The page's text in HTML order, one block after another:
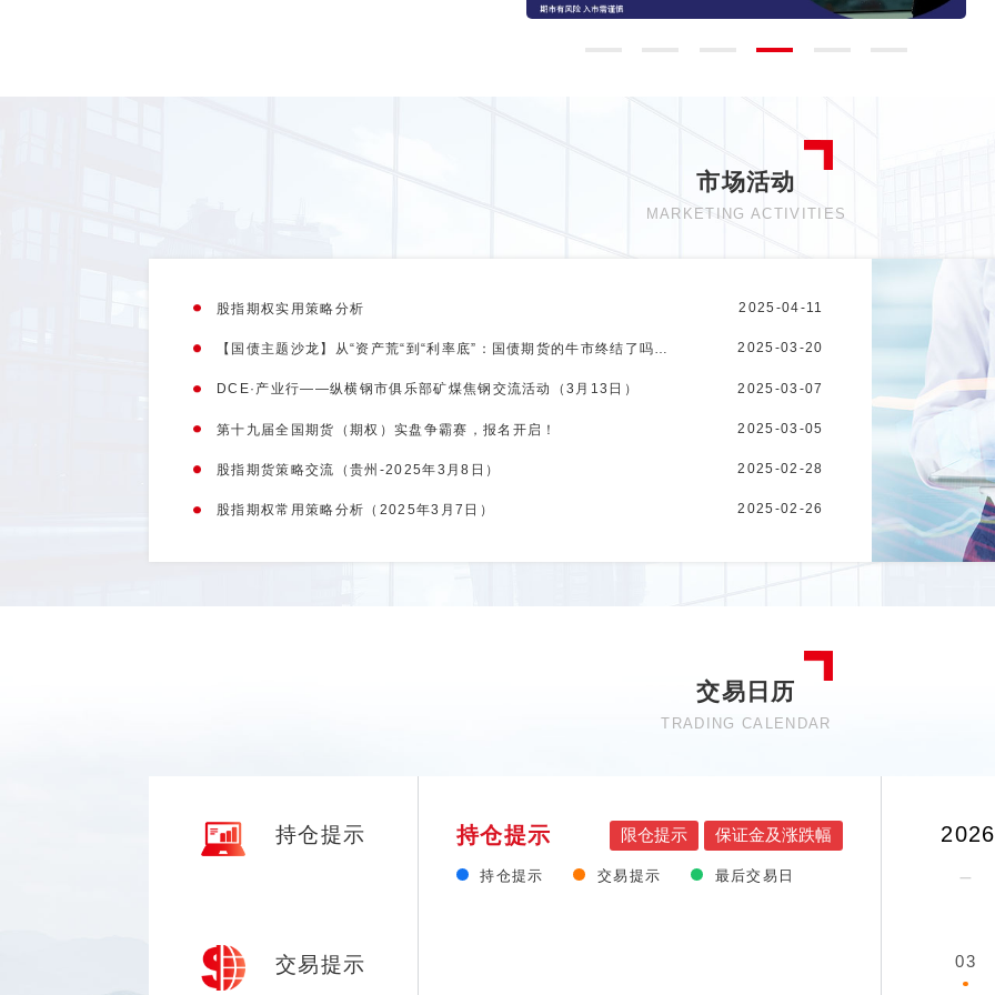
市场活动
MARKETING ACTIVITIES
股指期权实用策略分析 2025-04-11
【国债主题沙龙】从“资产荒“到“利率底”：国债期货的牛市终结了吗？（上海-2025年3月28日） 2025-03-20
DCE·产业行——纵横钢市俱乐部矿煤焦钢交流活动（3月13日） 2025-03-07
第十九届全国期货（期权）实盘争霸赛，报名开启！ 2025-03-05
股指期货策略交流（贵州-2025年3月8日） 2025-02-28
股指期权常用策略分析（2025年3月7日） 2025-02-26
交易日历
TRADING CALENDAR